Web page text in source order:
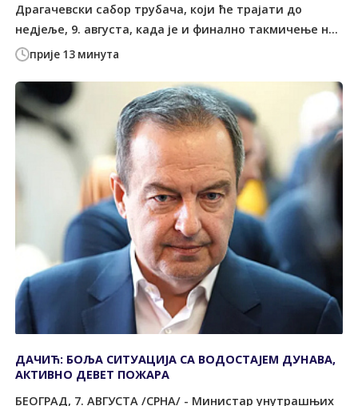
прије 13 минута
Драгачевски сабор трубача, који ће трајати до
недјеље, 9. августа, када је и финално такмичење н...
ДАЧИЋ: БОЉА СИТУАЦИЈА СА ВОДОСТАЈЕМ ДУНАВА,
АКТИВНО ДЕВЕТ ПОЖАРА
БЕОГРАД, 7. АВГУСТА /СРНА/ - Министар унутрашњих